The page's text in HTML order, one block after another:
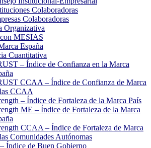
Colaboradoras
Colaboradoras
Organizativa
MESIAS
España
Cuantitativa
– Índice de Confianza en la Marca
CCAA – Índice de Confianza de Marca
CCAA
– Índice de Fortaleza de la Marca País
ME – Índice de Fortaleza de la Marca
CCAA – Índice de Fortaleza de Marca
Comunidades Autónomas
Índice de Buen Gobierno